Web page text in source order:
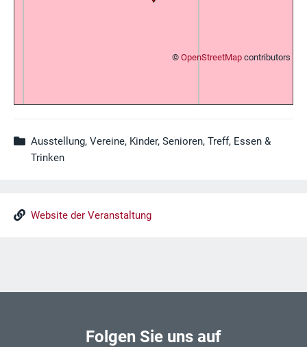
© OpenStreetMap contributors
Ausstellung, Vereine, Kinder, Senioren, Treff, Essen &
Trinken
Website der Veranstaltung
Folgen Sie uns auf